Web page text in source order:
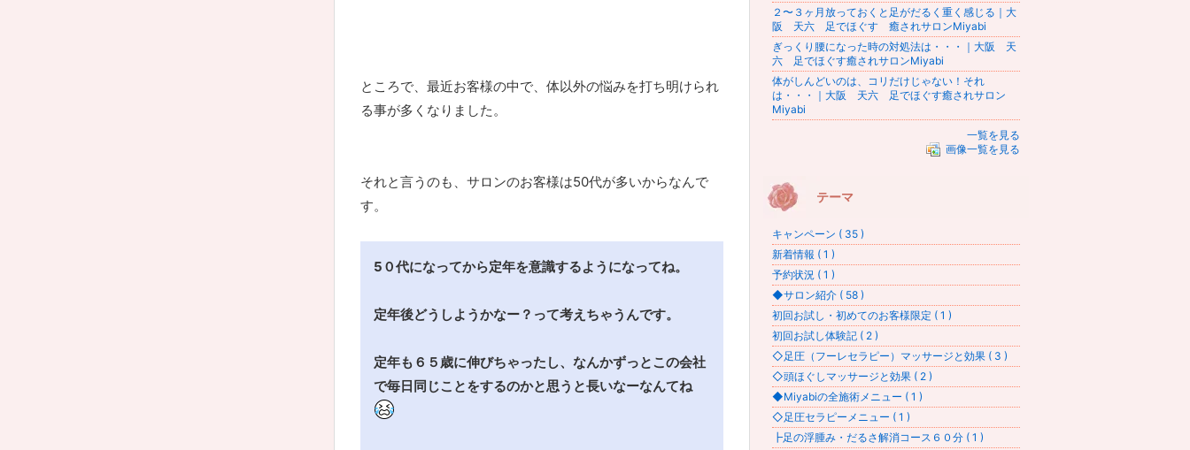
ところで、最近お客様の中で、体以外の悩みを打ち明けられ
る事が多くなりました。
それと言うのも、サロンのお客様は50代が多いからなんで
す。
5０代になってから定年を意識するようになってね。
定年後どうしようかなー？って考えちゃうんです。
定年も６５歳に伸びちゃったし、なんかずっとこの会社
で毎日同じことをするのかと思うと長いなーなんてね
２〜３ヶ月放っておくと足がだるく重く感じる｜大
阪 天六 足でほぐす 癒されサロンMiyabi
ぎっくり腰になった時の対処法は・・・｜大阪 天
六 足でほぐす癒されサロンMiyabi
体がしんどいのは、コリだけじゃない！それ
は・・・｜大阪 天六 足でほぐす癒されサロン
Miyabi
一覧を見る
画像一覧を見る
テーマ
キャンペーン ( 35 )
新着情報 ( 1 )
予約状況 ( 1 )
◆サロン紹介 ( 58 )
初回お試し・初めてのお客様限定 ( 1 )
初回お試し体験記 ( 2 )
◇足圧（フーレセラピー）マッサージと効果 ( 3 )
◇頭ほぐしマッサージと効果 ( 2 )
◆Miyabiの全施術メニュー ( 1 )
◇足圧セラピーメニュー ( 1 )
┣足の浮腫み・だるさ解消コース６０分 ( 1 )